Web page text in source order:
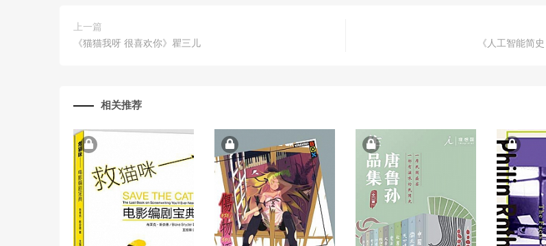
上一篇
《猫猫我呀 很喜欢你》瞿三儿
《人工智能简
相关推荐